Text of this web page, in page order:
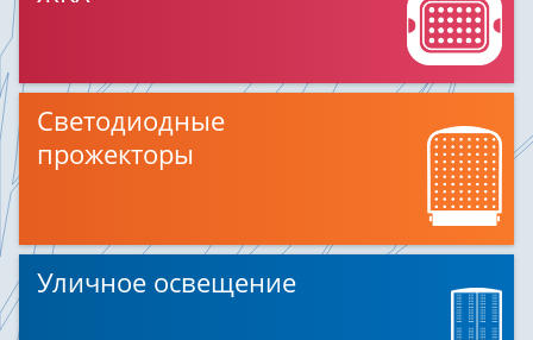
Светодиодные
прожекторы
Уличное освещение